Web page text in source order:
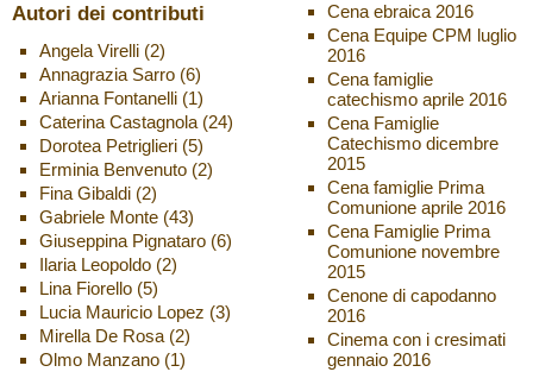
Autori dei contributi
Angela Virelli(2)
Annagrazia Sarro(6)
Arianna Fontanelli(1)
Caterina Castagnola(24)
Dorotea Petriglieri(5)
Erminia Benvenuto(2)
Fina Gibaldi(2)
Gabriele Monte(43)
Giuseppina Pignataro(6)
Ilaria Leopoldo(2)
Lina Fiorello(5)
Lucia Mauricio Lopez (3)
Mirella De Rosa(2)
Olmo Manzano(1)
Cena ebraica 2016
Cena Equipe CPM luglio
2016
Cena famiglie
catechismo aprile 2016
Cena Famiglie
Catechismo dicembre
2015
Cena famiglie Prima
Comunione aprile 2016
Cena Famiglie Prima
Comunione novembre
2015
Cenone di capodanno
2016
Cinema con i cresimati
gennaio 2016